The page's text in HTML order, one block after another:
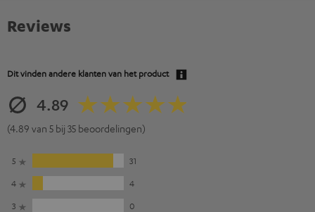
Reviews
Dit vinden andere klanten van het product
4.89
(4.89 van 5 bij 35 beoordelingen)
5
31
4
4
3
0